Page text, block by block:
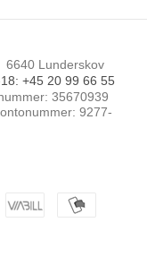
6640 Lunderskov
+45 20 99 66 55
: 35670939
9277-